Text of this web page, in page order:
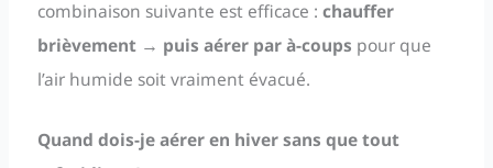
combinaison suivante est efficace : chauffer
brièvement → puis aérer par à-coups pour que
l’air humide soit vraiment évacué.
Quand dois-je aérer en hiver sans que tout